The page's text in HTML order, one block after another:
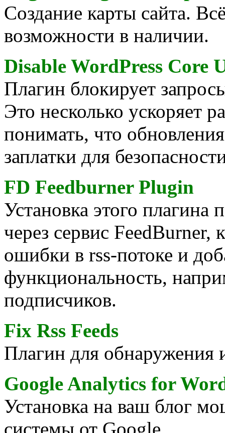
Создание карты сайта.
возможности в наличии.
Disable WordPress Core
Плагин блокирует
Это несколько ускоряет
понимать, что
заплатки для
FD Feedburner Plugin
Установка этого плагина
через сервис FeedBurner,
ошибки в rss-потоке и
функциональность,
подписчиков.
Fix Rss Feeds
Плагин для обнаружения
Google Analytics for
Установка на ваш блог
системы от Google.